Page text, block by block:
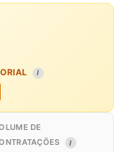
I
DE
I